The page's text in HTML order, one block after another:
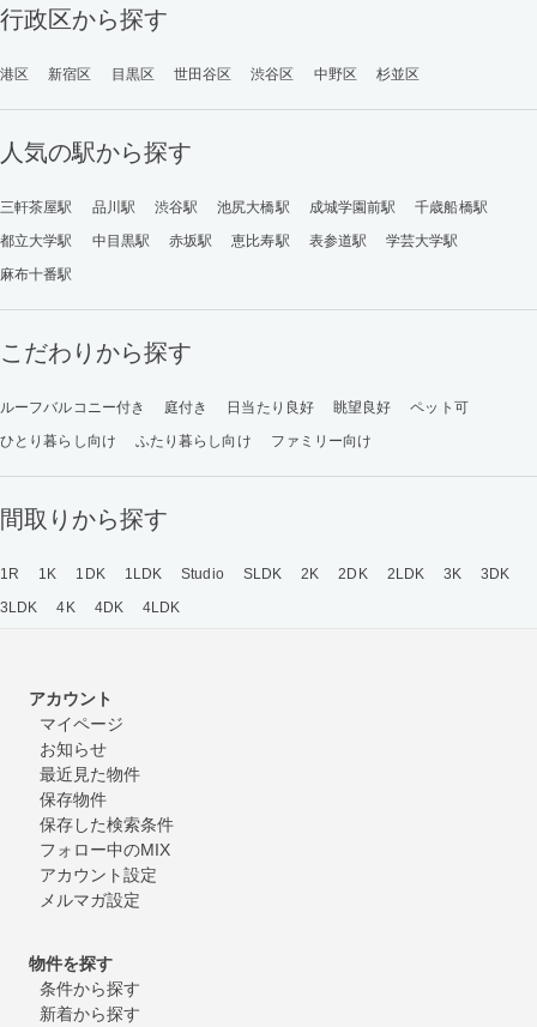
行政区から探す
港区 新宿区 目黒区 世田谷区 渋谷区 中野区 杉並区
人気の駅から探す
三軒茶屋駅 品川駅 渋谷駅 池尻大橋駅 成城学園前駅
千歳船橋駅
都立大学駅
中目黒駅 赤坂駅 恵比寿駅 表参道駅
学芸大学駅
麻布十番駅
こだわりから探す
ルーフバルコニー付き 庭付き 日当たり良好 眺望良好
ペット可
ひとり暮らし向け
ふたり暮らし向け ファミリー向け
間取りから探す
1R 1K 1DK 1LDK Studio SLDK 2K 2DK 2LDK 3K
3DK
3LDK
4K 4DK 4LDK
アカウント
マイページ
お知らせ
最近見た物件
保存物件
保存した検索条件
フォロー中のMIX
アカウント設定
メルマガ設定
物件を探す
条件から探す
新着から探す